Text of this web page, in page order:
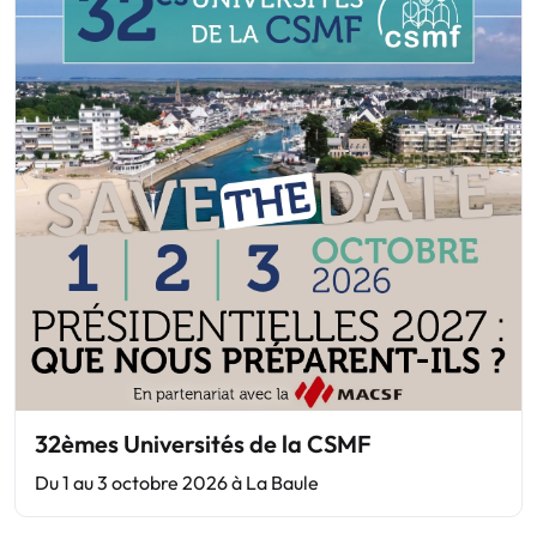
32èmes Universités de la CSMF
Du 1 au 3 octobre 2026 à La Baule